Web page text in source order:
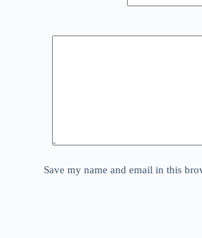
Save my name and email in this